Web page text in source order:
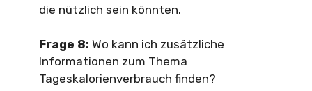
die nützlich sein könnten.
Frage 8: Wo kann ich zusätzliche
Informationen zum Thema
Tageskalorienverbrauch finden?